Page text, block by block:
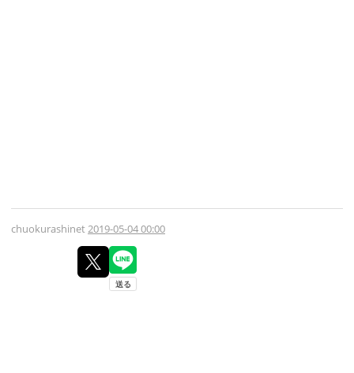
chuokurashinet2019-05-04 00:00